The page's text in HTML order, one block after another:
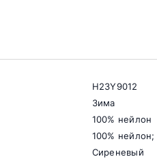
H23Y9012
Зима
100% нейлон
100%
Сиреневый